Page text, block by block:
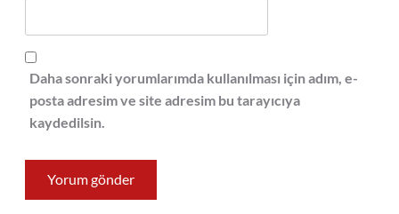
Daha sonraki yorumlarımda kullanılması için adım, e-
posta adresim ve site adresim bu tarayıcıya
kaydedilsin.